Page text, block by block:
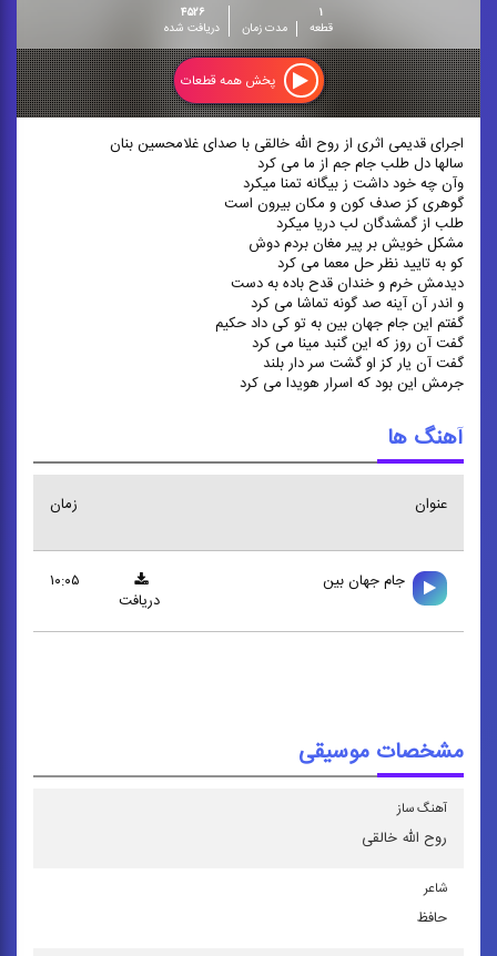
۱
قطعه
مدت زمان
۴۵۲۶
دریافت شده
پخش همه قطعات
اجرای قدیمی اثری از روح الله خالقی با صدای غلامحسین بنان
سالها دل طلب جام جم از ما می کرد
وآن چه خود داشت ز بیگانه تمنا میکرد
گوهری کز صدف کون و مکان بیرون است
طلب از گمشدگان لب دریا میکرد
مشکل خویش بر پیر مغان بردم دوش
کو به تایید نظر حل معما می کرد
دیدمش خرم و خندان قدح باده به دست
و اندر آن آینه صد گونه تماشا می کرد
گفتم این جام جهان بین به تو کی داد حکیم
گفت آن روز که این گنبد مینا می کرد
گفت آن یار کز او گشت سر دار بلند
جرمش این بود که اسرار هویدا می کرد
آهنگ ها
عنوان زمان
جام جهان بين
۱۰:۰۵
دریافت
مشخصات موسیقی
آهنگ ساز
روح الله خالقی
شاعر
حافظ